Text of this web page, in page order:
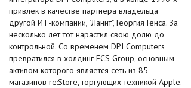
привлек в качестве партнера владельца
другой ИТ-компании, "Ланит", Георгия Генса. За
несколько лет тот нарастил свою долю до
контрольной. Со временем DPI Computers
превратился в холдинг ECS Group, основным
активом которого является сеть из 85
магазинов re:Store, торгующих техникой Apple.